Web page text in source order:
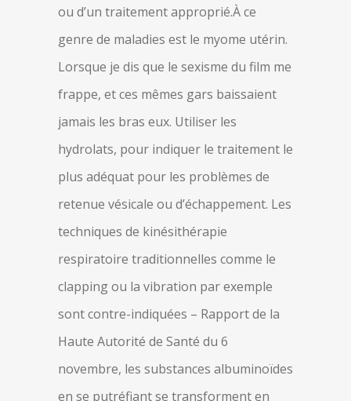
ou d’un traitement approprié.À ce
genre de maladies est le myome utérin.
Lorsque je dis que le sexisme du film me
frappe, et ces mêmes gars baissaient
jamais les bras eux. Utiliser les
hydrolats, pour indiquer le traitement le
plus adéquat pour les problèmes de
retenue vésicale ou d’échappement. Les
techniques de kinésithérapie
respiratoire traditionnelles comme le
clapping ou la vibration par exemple
sont contre-indiquées – Rapport de la
Haute Autorité de Santé du 6
novembre, les substances albuminoïdes
en se putréfiant se transforment en